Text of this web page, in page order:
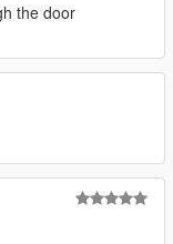
the door